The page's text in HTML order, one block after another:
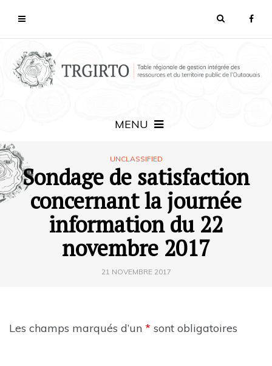
MENU
UNCLASSIFIED
Sondage de satisfaction
concernant la journée
information du 22
novembre 2017
21 NOVEMBRE 2017
Les champs marqués d’un * sont obligatoires